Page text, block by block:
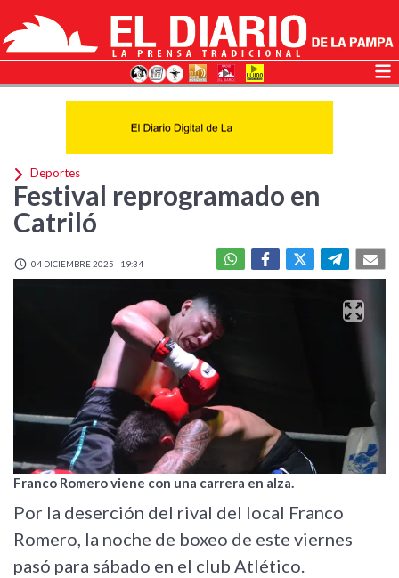
Deportes
Festival reprogramado en
Catriló
04 DICIEMBRE 2025 - 19:34
Franco Romero viene con una carrera en alza.
Por la deserción del rival del local Franco
Romero, la noche de boxeo de este viernes
pasó para sábado en el club Atlético.